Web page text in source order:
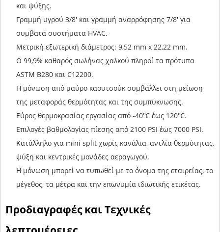
και ψύξης.
Γραμμή υγρού 3/8' και γραμμή αναρρόφησης 7/8' για
συμβατά συστήματα HVAC.
Μετρική εξωτερική διάμετρος: 9,52 mm x 22,22 mm.
Ο 99,9% καθαρός σωλήνας χαλκού πληροί τα πρότυπα
ASTM B280 και C12200.
Η μόνωση από μαύρο καουτσούκ συμβάλλει στη μείωση
της μεταφοράς θερμότητας και της συμπύκνωσης.
Εύρος θερμοκρασίας εργασίας από -40℃ έως 120℃.
Επιλογές βαθμολογίας πίεσης από 2100 PSI έως 7000 PSI.
Κατάλληλο για mini split χωρίς κανάλια, αντλία θερμότητας,
ψύξη και κεντρικές μονάδες αεραγωγού.
Η μόνωση μπορεί να τυπωθεί με το όνομα της εταιρείας, το
μέγεθος, τα μέτρα και την επωνυμία ιδιωτικής ετικέτας.
Προδιαγραφές και Τεχνικές